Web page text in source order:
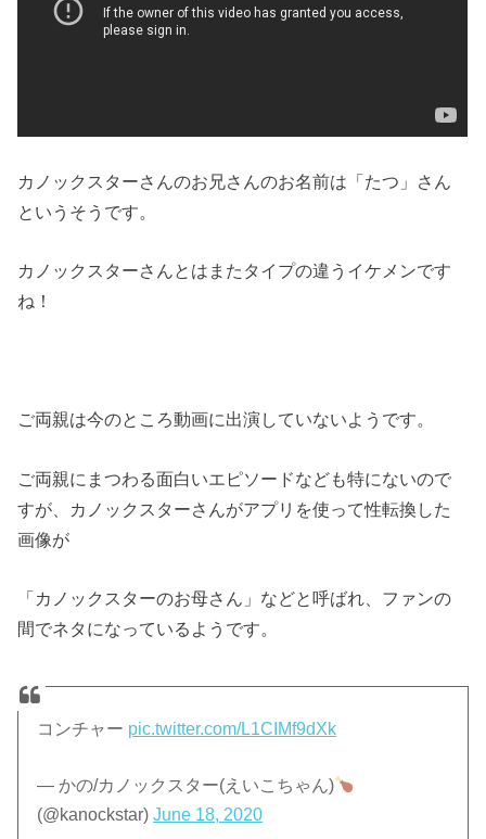
カノックスターさんのお兄さんのお名前は「たつ」さん
というそうです。
カノックスターさんとはまたタイプの違うイケメンです
ね！
ご両親は今のところ動画に出演していないようです。
ご両親にまつわる面白いエピソードなども特にないので
すが、カノックスターさんがアプリを使って性転換した
画像が
「カノックスターのお母さん」などと呼ばれ、ファンの
間でネタになっているようです。
コンチャー pic.twitter.com/L1CIMf9dXk
— かの/カノックスター(えいこちゃん)
(@kanockstar)June 18, 2020